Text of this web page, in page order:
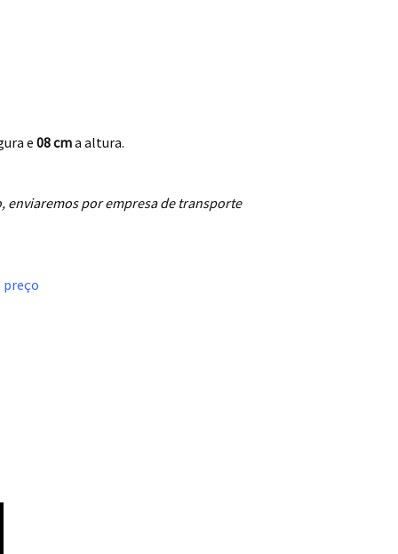
e 08 cma altura.
enviaremos por empresa de transporte
preço